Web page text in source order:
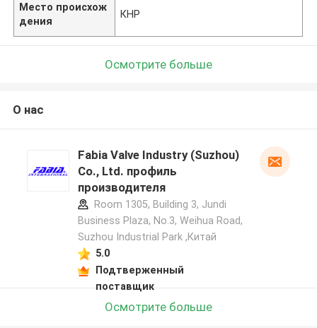
Место происхож
дения
КНР
Осмотрите больше
О нас
Fabia Valve Industry (Suzhou)
Co., Ltd. профиль
производителя
Room 1305, Building 3, Jundi
Business Plaza, No.3, Weihua Road,
Suzhou Industrial Park ,Китай
5.0
Подтверженный
поставщик
Осмотрите больше